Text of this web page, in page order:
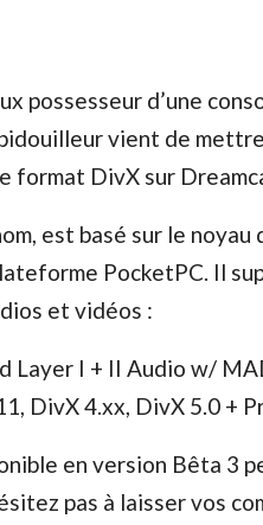
possesseur d’une
bidouilleur vient de
format DivX sur
est basé sur le
PocketPC. Il
et vidéos :
Layer I + II Audio w/
DivX 4.xx, DivX 5.0 +
en version Bêta 3
pas à laisser vos